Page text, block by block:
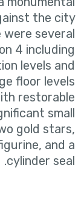
the city
were several
4 including
levels and
floor levels
restorable
small
gold stars,
and a
cylinder seal.